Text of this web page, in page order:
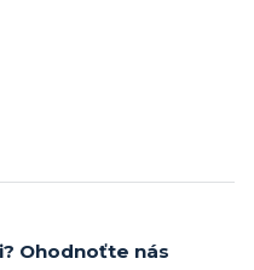
Ohodnoťte nás